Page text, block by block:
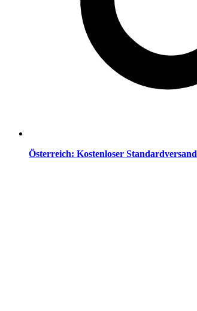
Österreich: Kostenloser Standardversand